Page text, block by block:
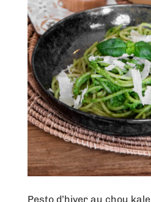
Pesto d’hiver au chou kale